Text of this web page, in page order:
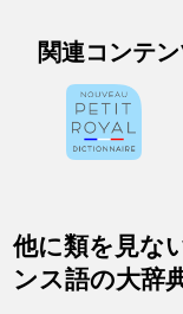
関連コンテ
他に類を見な
ンス語の大辞